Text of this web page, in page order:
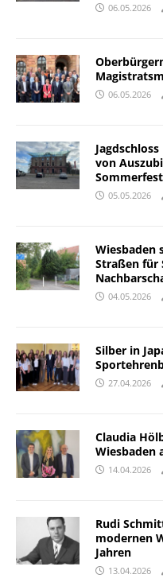
06.05.2026
06.05.2026
von
05.05.2026
Wiesbaden
Straßen für
04.05.2026
Silber in
27.04.2026
Claudia
Wiesbaden
14.04.2026
Rudi
modernen
Jahren
13.04.2026